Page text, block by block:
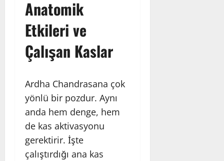
Anatomik
Etkileri ve
Çalışan Kaslar
Ardha Chandrasana çok
yönlü bir pozdur. Aynı
anda hem denge, hem
de kas aktivasyonu
gerektirir. İşte
çalıştırdığı ana kas